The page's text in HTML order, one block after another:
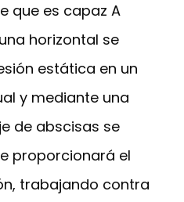
que es capaz A
horizontal se
estática en un
y mediante una
de abscisas se
proporcionará el
trabajando contra